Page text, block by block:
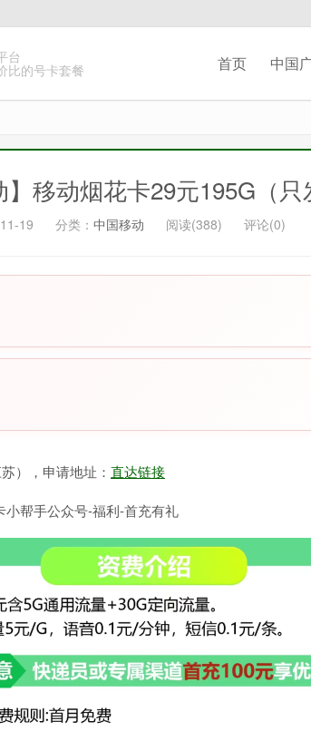
台
比的号卡套餐 首页 中国
】移动烟花卡29元195G（只
19 分类： 中国移动 阅读(388) 评论(0)
），申请地址： 直达链接
帮手公众号-福利-首充有礼
记住我的登录
我们将发送一封验证邮